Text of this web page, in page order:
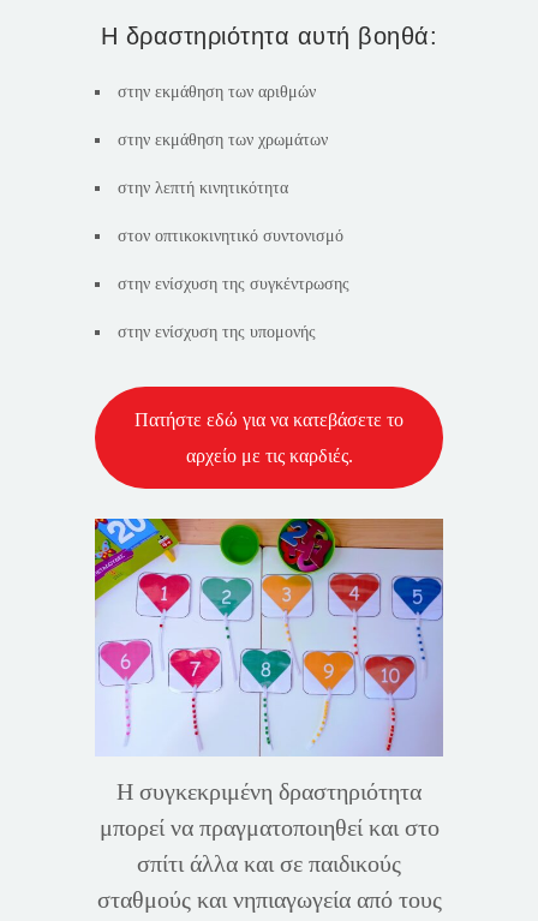
Η δραστηριότητα αυτή βοηθά:
στην εκμάθηση των αριθμών
στην εκμάθηση των χρωμάτων
στην λεπτή κινητικότητα
στον οπτικοκινητικό συντονισμό
στην ενίσχυση της συγκέντρωσης
στην ενίσχυση της υπομονής
Πατήστε εδώ για να κατεβάσετε το
αρχείο με τις καρδιές.
Η συγκεκριμένη δραστηριότητα
μπορεί να πραγματοποιηθεί και στο
σπίτι άλλα και σε παιδικούς
σταθμούς και νηπιαγωγεία από τους